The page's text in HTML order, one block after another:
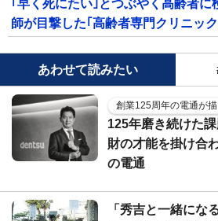
｢早く死にたい｣とつぶやく高齢者
師が目撃した｢高齢者専門クリニッ
あわせて読みたい
創業125周年の電通が
125年磨き続けた
財の才能を掛け合
の電通
「秀吉と一緒にな